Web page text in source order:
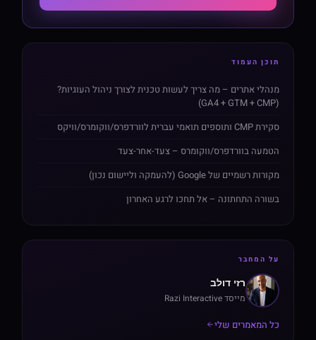
תוכן העמוד
מנהלי אתרים – מה צריך לעשות טכנית לצורך ניהול העוגיות?
סקירת CMP ותוספים תואמי עברית לוורדפרס/ווקומרס/וויקס
הטמעה בוורדפרס/ווקומרס – צעד-אחר-צעד
מקורות רשמיים של Google (להעמקה וליישום נכון)
בשורה התחתונה – אל תחכו לרגע האחרון
על המחבר
רזי דולב
מייסד Razi Interactive
כל המאמרים שלי